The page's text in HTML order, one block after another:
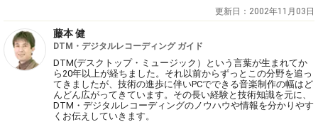
更新日： 2002年11月03日
藤本 健
DTM・デジタルレコーディング ガイド
DTM(デスクトップ・ミュージック）という言葉が生まれてか
ら20年以上が経ちました。それ以前からずっとこの分野を追っ
てきましたが、技術の進歩に伴いPCでできる音楽制作の幅はど
んどん広がってきています。その長い経験と技術知識を元に、
DTM・デジタルレコーディングのノウハウや情報を分かりやす
くお伝えしていきます。